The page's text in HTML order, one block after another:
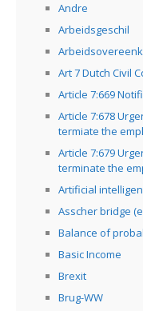
Andre
Arbeidsgeschil
Art 7 Dutch Civil
Article 7:669
Article 7:678
termiate the
Article 7:679
terminate the
Artificial
Asscher bridge
Balance of
Basic Income
Brexit
Brug-WW